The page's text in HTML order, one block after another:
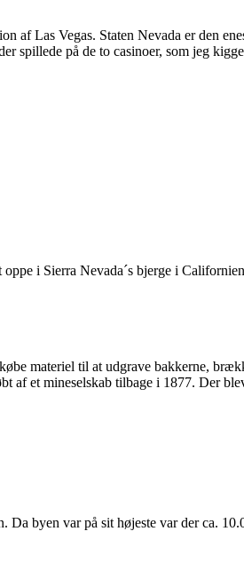
Las Vegas. Staten Nevada er den
spillede på de to casinoer, som jeg
i Sierra Nevada´s bjerge i
materiel til at udgrave bakkerne,
af et mineselskab tilbage i 1877. Der
byen var på sit højeste var der ca.